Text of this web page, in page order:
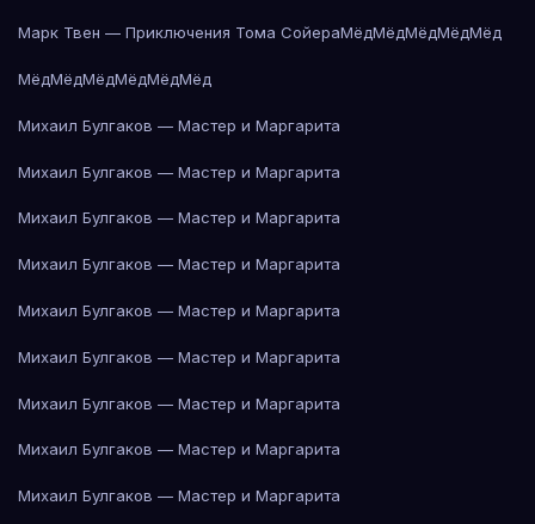
Марк Твен — Приключения Тома СойераМёдМёдМёдМёдМёд
МёдМёдМёдМёдМёдМёд
Михаил Булгаков — Мастер и Маргарита
Михаил Булгаков — Мастер и Маргарита
Михаил Булгаков — Мастер и Маргарита
Михаил Булгаков — Мастер и Маргарита
Михаил Булгаков — Мастер и Маргарита
Михаил Булгаков — Мастер и Маргарита
Михаил Булгаков — Мастер и Маргарита
Михаил Булгаков — Мастер и Маргарита
Михаил Булгаков — Мастер и Маргарита